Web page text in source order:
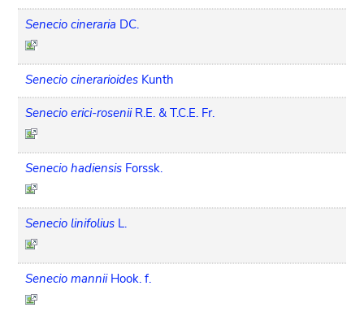
Senecio cineraria DC.
Senecio cinerarioides Kunth
Senecio erici-rosenii R.E. & T.C.E. Fr.
Senecio hadiensis Forssk.
Senecio linifolius L.
Senecio mannii Hook. f.